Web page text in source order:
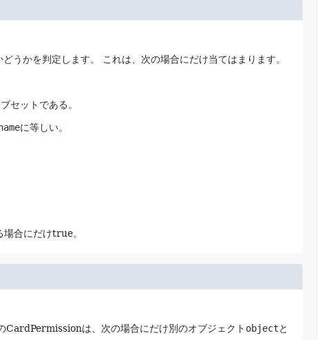
うかを判定します。 これは、次の場合にだけ当てはまります。
セットである。
に等しい。
合にだけtrue。
CardPermissionは、次の場合にだけ別のオブジェクト objectと